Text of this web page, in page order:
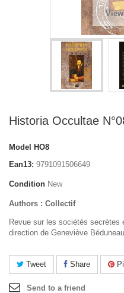
Historia Occultae
Model
HO8
Ean13: 9791091506649
Condition New
Authors : Collectif
Revue sur les sociétés
direction de Geneviève Béduneau
Tweet Share
Send to a friend